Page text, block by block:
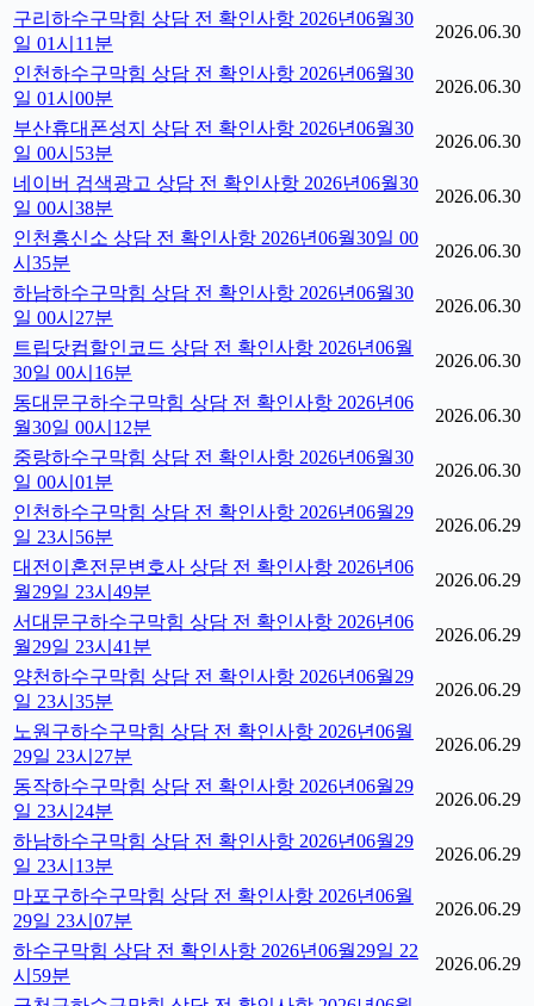
구리하수구막힘 상담 전 확인사항 2026년06월30
일 01시11분
2026.06.30
인천하수구막힘 상담 전 확인사항 2026년06월30
일 01시00분
2026.06.30
부산휴대폰성지 상담 전 확인사항 2026년06월30
일 00시53분
2026.06.30
네이버 검색광고 상담 전 확인사항 2026년06월30
일 00시38분
2026.06.30
인천흥신소 상담 전 확인사항 2026년06월30일 00
시35분
2026.06.30
하남하수구막힘 상담 전 확인사항 2026년06월30
일 00시27분
2026.06.30
트립닷컴할인코드 상담 전 확인사항 2026년06월
30일 00시16분
2026.06.30
동대문구하수구막힘 상담 전 확인사항 2026년06
월30일 00시12분
2026.06.30
중랑하수구막힘 상담 전 확인사항 2026년06월30
일 00시01분
2026.06.30
인천하수구막힘 상담 전 확인사항 2026년06월29
일 23시56분
2026.06.29
대전이혼전문변호사 상담 전 확인사항 2026년06
월29일 23시49분
2026.06.29
서대문구하수구막힘 상담 전 확인사항 2026년06
월29일 23시41분
2026.06.29
양천하수구막힘 상담 전 확인사항 2026년06월29
일 23시35분
2026.06.29
노원구하수구막힘 상담 전 확인사항 2026년06월
29일 23시27분
2026.06.29
동작하수구막힘 상담 전 확인사항 2026년06월29
일 23시24분
2026.06.29
하남하수구막힘 상담 전 확인사항 2026년06월29
일 23시13분
2026.06.29
마포구하수구막힘 상담 전 확인사항 2026년06월
29일 23시07분
2026.06.29
하수구막힘 상담 전 확인사항 2026년06월29일 22
시59분
2026.06.29